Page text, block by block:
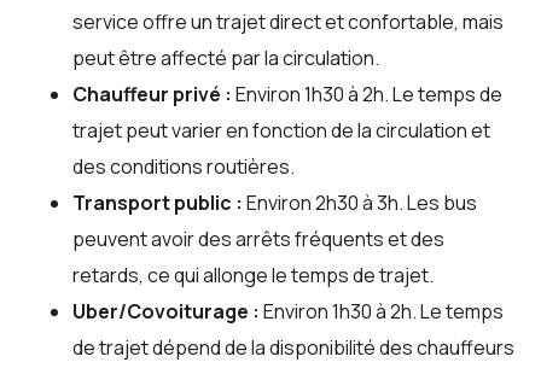
service offre un trajet direct et confortable, mais
peut être affecté par la circulation.
Chauffeur privé : Environ 1h30 à 2h. Le temps de
trajet peut varier en fonction de la circulation et
des conditions routières.
Transport public : Environ 2h30 à 3h. Les bus
peuvent avoir des arrêts fréquents et des
retards, ce qui allonge le temps de trajet.
Uber/Covoiturage : Environ 1h30 à 2h. Le temps
de trajet dépend de la disponibilité des chauffeurs